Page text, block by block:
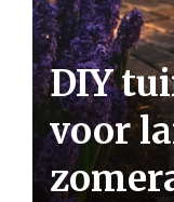
DIY
voor